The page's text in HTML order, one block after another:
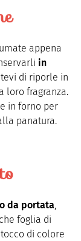
appena
in
di riporle in
loro fragranza.
in forno per
panatura.
da portata,
foglia di
di colore